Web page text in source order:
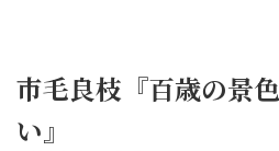
市毛良枝『百歳の景
い』